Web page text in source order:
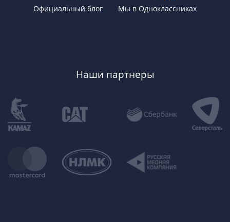
Официальный блог Мы в Одноклассниках
Наши партнеры